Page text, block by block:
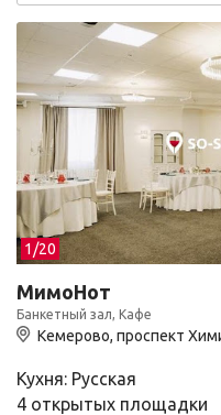
1/20
МимоНот
Банкетный зал, Кафе
Кемерово, проспект
Кухня: Русская
4 открытых площадки